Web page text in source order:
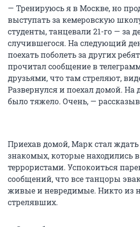
— Тренируюсь я в Москве, но
выступать за кемеровскую
студенты, танцевали 21-го — за
случившегося. На следующий
поехать поболеть за других
прочитал сообщение в
друзьями, что там стреляют,
Развернулся и поехал домой. На
было тяжело. Очень, —
Приехав домой, Марк стал ждать
знакомых, которые находились
террористами. Успокоиться
сообщений, что все танцоры
живые и невредимые. Никто из
стрелявших.